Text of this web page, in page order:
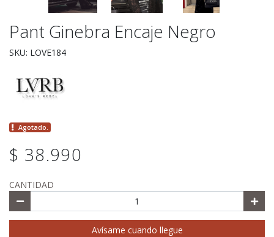
Pant Ginebra Encaje Negro
SKU: LOVE184
Agotado.
$ 38.990
CANTIDAD
Avísame cuando llegue